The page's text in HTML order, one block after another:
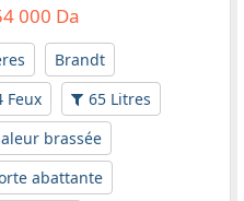
000 Da
Brandt
Feux
65 Litres
brassée
abattante